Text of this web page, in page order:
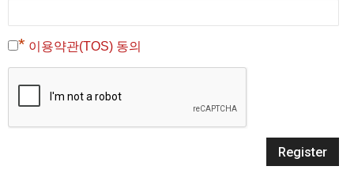
* 이용약관(TOS) 동의